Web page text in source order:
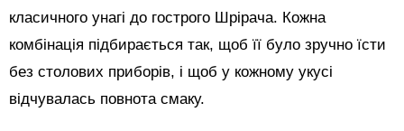
класичного унагі до гострого Шрірача. Кожна
комбінація підбирається так, щоб її було зручно їсти
без столових приборів, і щоб у кожному укусі
відчувалась повнота смаку.